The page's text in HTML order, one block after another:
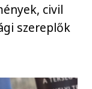
civil
szereplők